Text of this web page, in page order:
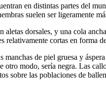
en distintas partes del
suelen ser ligeramente
dorsales, y una cola
relativamente cortas en forma
de piel gruesa y
otro modo, sería negra. Las
sobre las poblaciones de